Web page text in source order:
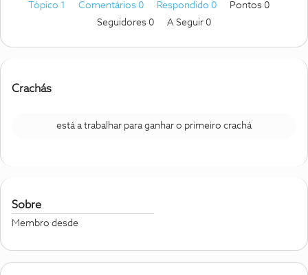
Tópico 1 Comentários 0 Respondido 0
Pontos 0
Seguidores 0 A Seguir 0
Crachás
está a trabalhar para ganhar o primeiro crachá
Sobre
Membro desde